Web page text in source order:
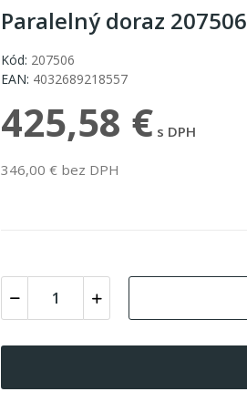
Paralelný doraz 207506
Kód: 207506
EAN: 4032689218557
425,58 € s DPH
346,00 € bez DPH